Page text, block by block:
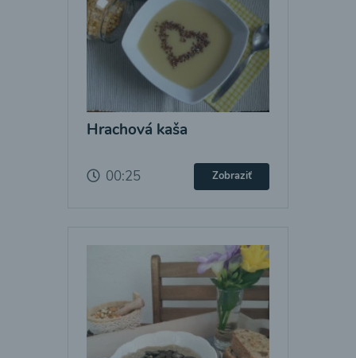
Hrachová kaša
00:25 Zobraziť